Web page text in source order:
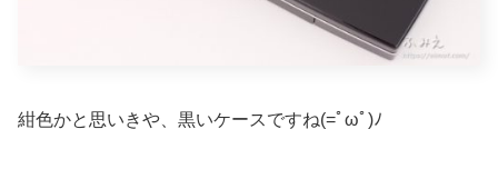
紺色かと思いきや、黒いケースですね(=ﾟωﾟ)ﾉ